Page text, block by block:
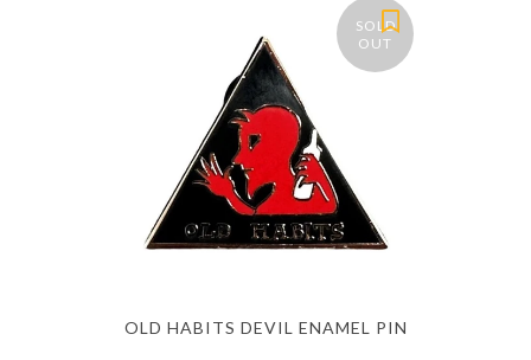
SOLD
OUT
OLD HABITS DEVIL ENAMEL PIN